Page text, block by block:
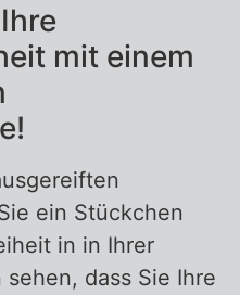
mit einem
ein Stückchen
in in Ihrer
dass Sie Ihre